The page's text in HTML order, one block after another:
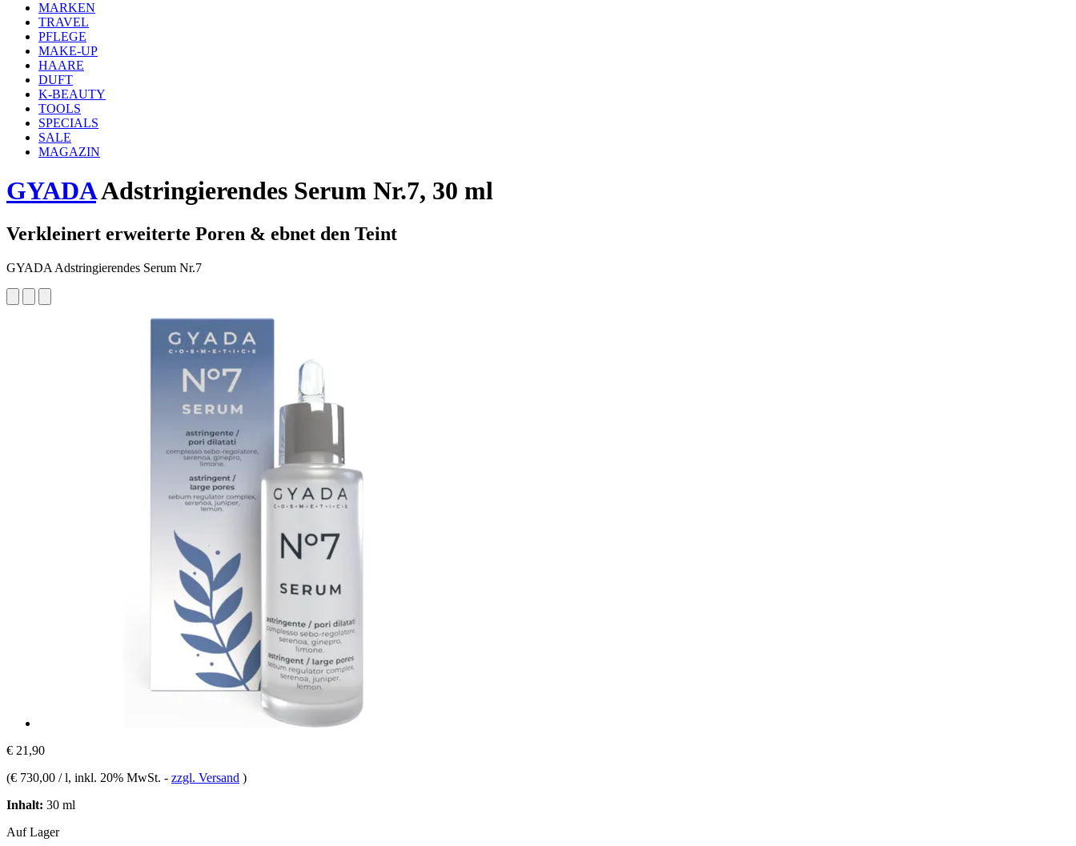
MARKEN
TRAVEL
PFLEGE
MAKE-UP
HAARE
DUFT
K-BEAUTY
TOOLS
SPECIALS
SALE
MAGAZIN
GYADAAdstringierendes Serum Nr.7, 30 ml
Verkleinert erweiterte Poren & ebnet den Teint
GYADA Adstringierendes Serum Nr.7
€ 21,90
(€ 730,00 / l, inkl. 20% MwSt. - zzgl. Versand )
Inhalt: 30 ml
Auf Lager